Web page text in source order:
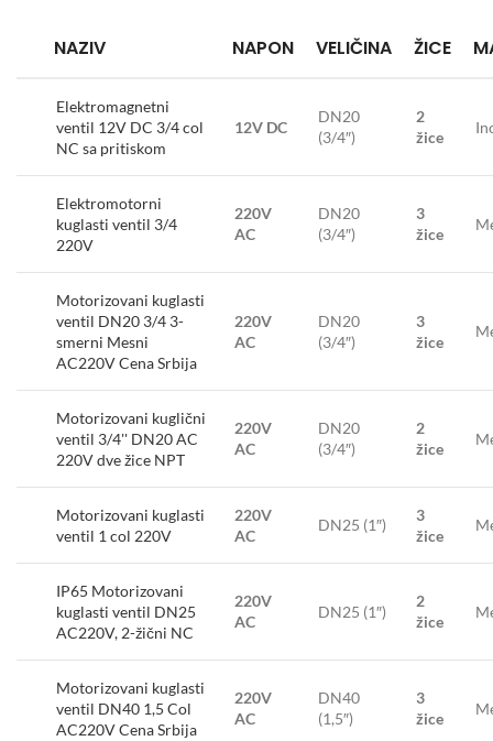
NAZIV NAPON VELIČINA ŽICE
Elektromagnetni
ventil 12V DC 3/4 col
NC sa pritiskom
12V DC
DN20
(3/4″)
2
žice
Elektromotorni
kuglasti ventil 3/4
220V
220V
AC
DN20
(3/4″)
3
žice
Motorizovani kuglasti
ventil DN20 3/4 3-
smerni Mesni
AC220V Cena Srbija
220V
AC
DN20
(3/4″)
3
žice
Motorizovani kuglični
ventil 3/4'' DN20 AC
220V dve žice NPT
220V
AC
DN20
(3/4″)
2
žice
Motorizovani kuglasti
ventil 1 col 220V
220V
AC
DN25 (1″)
3
žice
IP65 Motorizovani
kuglasti ventil DN25
AC220V, 2-žični NC
220V
AC
DN25 (1″)
2
žice
Motorizovani kuglasti
ventil DN40 1,5 Col
AC220V Cena Srbija
220V
AC
DN40
(1,5″)
3
žice